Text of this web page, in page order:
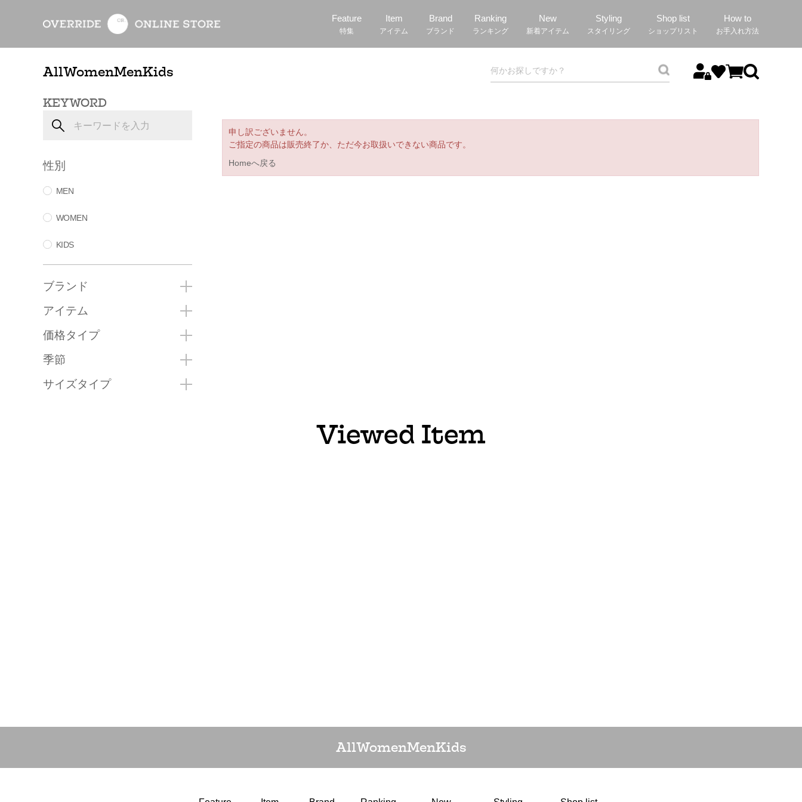
Feature
特集
Item
アイテム
Brand
ブランド
Ranking
ランキング
New
新着アイテム
Styling
スタイリング
Shop list
ショップリスト
How to
お手入れ方法
AllWomenMenKids
KEYWORD
性別
MEN
WOMEN
KIDS
ブランド
アイテム
価格タイプ
季節
サイズタイプ
申し訳ございません。
ご指定の商品は販売終了か、ただ今お取扱いできない商品です。
Homeへ戻る
Viewed Item
AllWomenMenKids